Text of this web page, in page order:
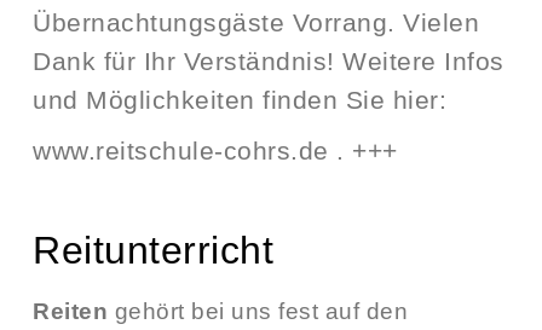
Übernachtungsgäste Vorrang. Vielen
Dank für Ihr Verständnis! Weitere Infos
und Möglichkeiten finden Sie hier:
www.reitschule-cohrs.de . +++
Reitunterricht
Reiten gehört bei uns fest auf den